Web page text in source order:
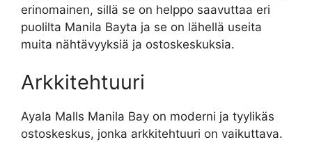
erinomainen, sillä se on helppo saavuttaa eri
puolilta Manila Bayta ja se on lähellä useita
muita nähtävyyksiä ja ostoskeskuksia.
Arkkitehtuuri
Ayala Malls Manila Bay on moderni ja tyylikäs
ostoskeskus, jonka arkkitehtuuri on vaikuttava.